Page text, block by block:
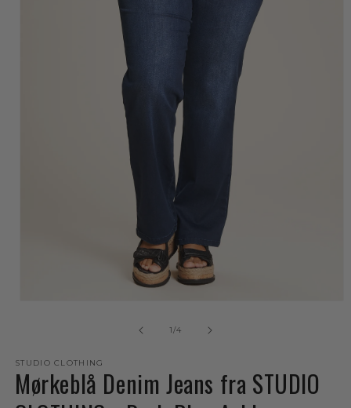
1/af
4
STUDIO CLOTHING
Mørkeblå Denim Jeans fra STUDIO